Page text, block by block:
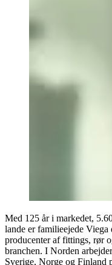
Med 125 år i markedet,
lande er familieejede Viega
producenter af fittings, rør
branchen. I Norden
Sverige, Norge og Finland